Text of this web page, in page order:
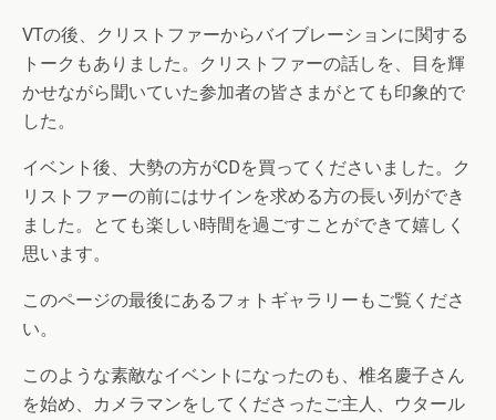
VTの後、クリストファーからバイブレーションに関する
トークもありました。クリストファーの話しを、目を輝
かせながら聞いていた参加者の皆さまがとても印象的で
した。
イベント後、大勢の方がCDを買ってくださいました。ク
リストファーの前にはサインを求める方の長い列ができ
ました。とても楽しい時間を過ごすことができて嬉しく
思います。
このページの最後にあるフォトギャラリーもご覧くださ
い。
このような素敵なイベントになったのも、椎名慶子さん
を始め、カメラマンをしてくださったご主人、ウタール